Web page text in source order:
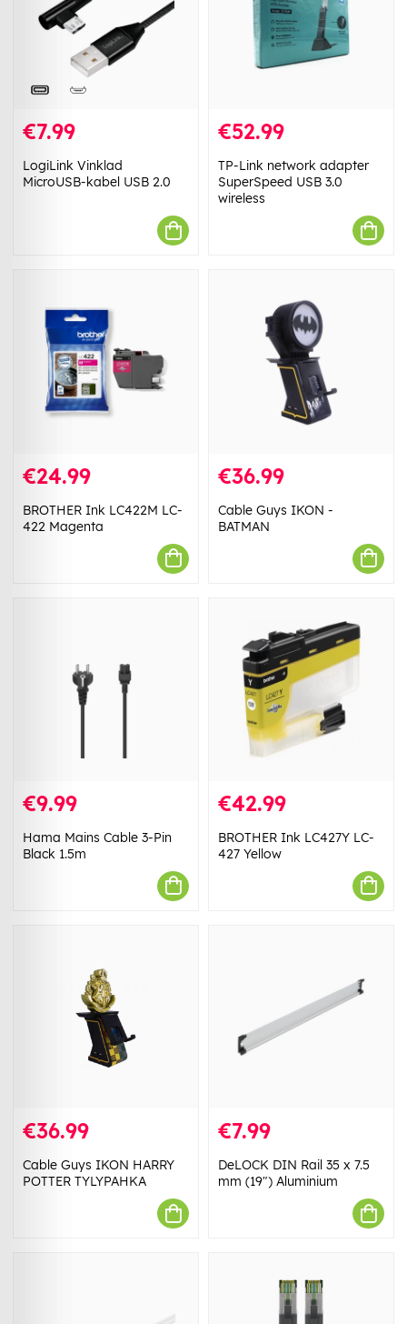
€7.99
LogiLink Vinklad
MicroUSB-kabel USB 2.0
€52.99
TP-Link network adapter
SuperSpeed ​​​​​​USB 3.0
wireless
€24.99
BROTHER Ink LC422M LC-
422 Magenta
€36.99
Cable Guys IKON -
BATMAN
€9.99
Hama Mains Cable 3-Pin
Black 1.5m
€42.99
BROTHER Ink LC427Y LC-
427 Yellow
€36.99
Cable Guys IKON HARRY
POTTER TYLYPAHKA
€7.99
DeLOCK DIN Rail 35 x 7.5
mm (19") Aluminium